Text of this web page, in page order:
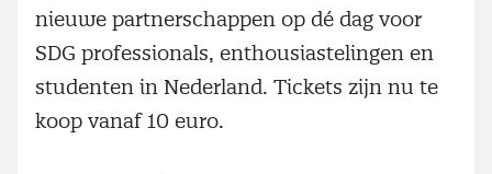
nieuwe partnerschappen op dé dag voor
SDG professionals, enthousiastelingen en
studenten in Nederland. Tickets zijn nu te
koop vanaf 10 euro.